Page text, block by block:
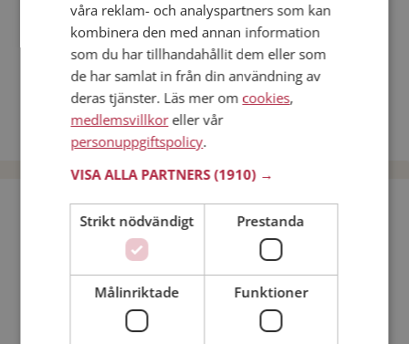
Fler singlar
Andra singlar från Avesta
Kvinnor från Avesta
Dejta kvinnor i Sverige
Dejta män i Sverige
Bli medlem utan kostnad!
Min ålder:
våra reklam- och analyspartners som kan
kombinera den med annan information
som du har tillhandahållit dem eller som
de har samlat in från din användning av
deras tjänster. Läs mer om cookies,
medlemsvillkoreller vår
personuppgiftspolicy.
VISA ALLA PARTNERS(1910) →
Strikt nödvändigt Prestanda
Målinriktade Funktioner